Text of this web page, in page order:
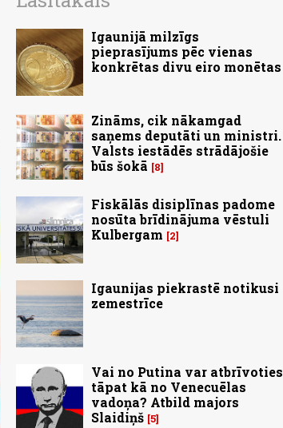
Igaunijā milzīgs
pieprasījums pēc vienas
konkrētas divu eiro monētas
Zināms, cik nākamgad
saņems deputāti un ministri.
Valsts iestādēs strādājošie
būs šokā
8
Fiskālās disiplīnas padome
nosūta brīdinājuma vēstuli
Kulbergam
2
Igaunijas piekrastē notikusi
zemestrīce
Vai no Putina var atbrīvoties
tāpat kā no Venecuēlas
vadoņa? Atbild majors
Slaidiņš 5